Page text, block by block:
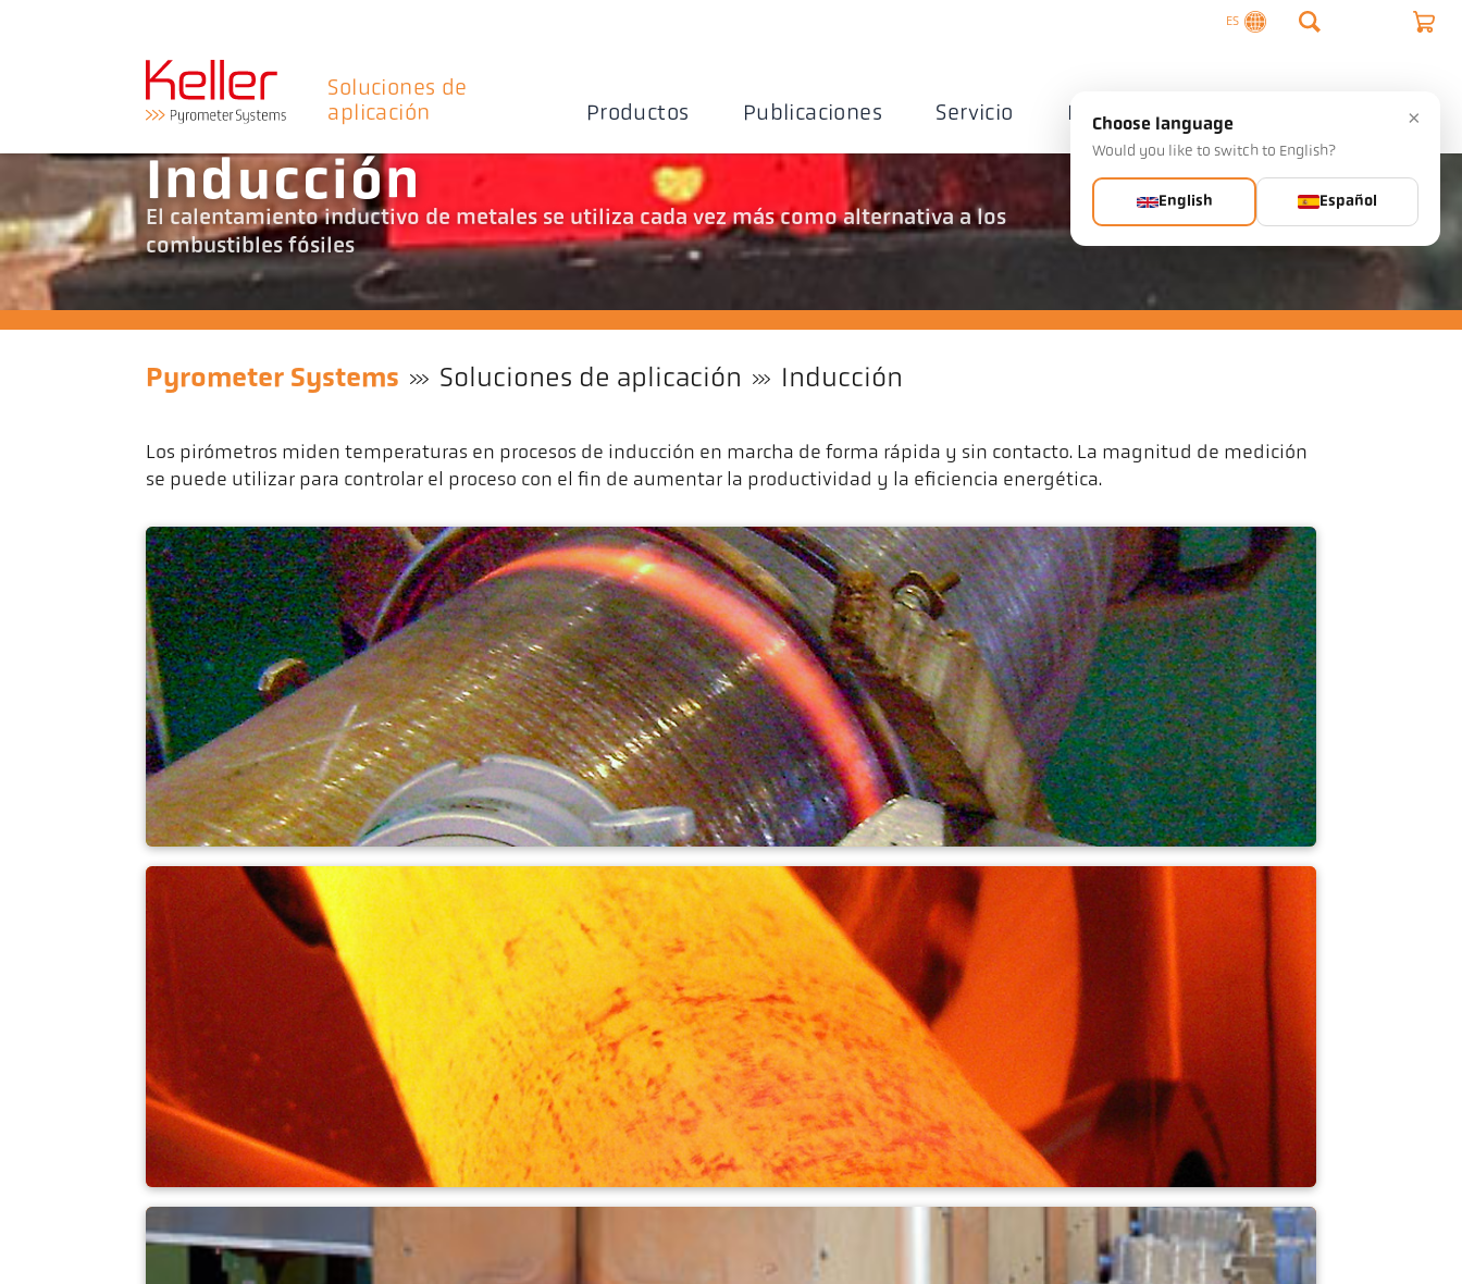
ES
Soluciones de
aplicación
Productos Publicaciones Servicio Empresa Contactos
Inducción
El calentamiento inductivo de metales se utiliza cada vez más como alternativa a los
combustibles fósiles
Pyrometer Systems Soluciones de aplicación Inducción
Los pirómetros miden temperaturas en procesos de inducción en marcha de forma rápida y sin contacto. La magnitud de medición
se puede utilizar para controlar el proceso con el fin de aumentar la productividad y la eficiencia energética.
Curvado de tubos
Endurecimiento + Revenido
×
Choose language
Would you like to switch to English?
English Español